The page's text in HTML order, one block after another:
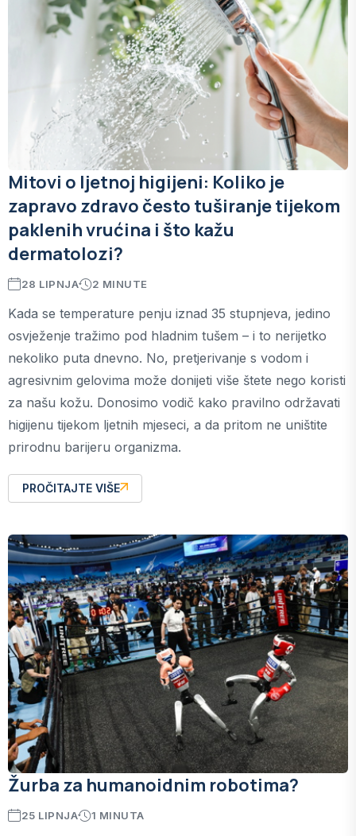
Mitovi o ljetnoj higijeni: Koliko je
zapravo zdravo često tuširanje tijekom
paklenih vrućina i što kažu
dermatolozi?
28 LIPNJA 2 MINUTE
Kada se temperature penju iznad 35 stupnjeva, jedino
osvježenje tražimo pod hladnim tušem – i to nerijetko
nekoliko puta dnevno. No, pretjerivanje s vodom i
agresivnim gelovima može donijeti više štete nego koristi
za našu kožu. Donosimo vodič kako pravilno održavati
higijenu tijekom ljetnih mjeseci, a da pritom ne uništite
prirodnu barijeru organizma.
PROČITAJTE VIŠE
Žurba za humanoidnim robotima?
25 LIPNJA 1 MINUTA